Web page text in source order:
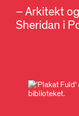
– Arkitekt
Sheridan i